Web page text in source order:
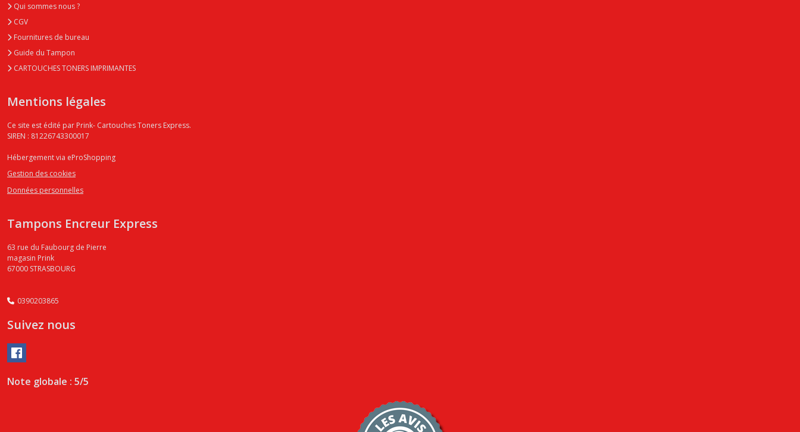
Qui sommes nous ?
CGV
Fournitures de bureau
Guide du Tampon
CARTOUCHES TONERS IMPRIMANTES
Mentions légales
Ce site est édité par Prink- Cartouches Toners Express.
SIREN : 81226743300017
Hébergement via eProShopping
Gestion des cookies
Données personnelles
Tampons Encreur Express
63 rue du Faubourg de Pierre
magasin Prink
67000 STRASBOURG
0390203865
Suivez nous
Note globale : 5/5